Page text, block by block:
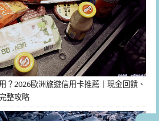
？2026歐洲旅遊信用卡推薦｜現金回饋、
整攻略